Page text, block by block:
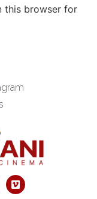
this browser for